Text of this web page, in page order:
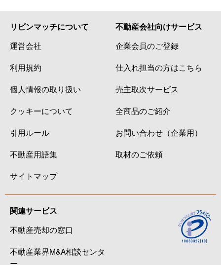
リビンマッチについて
運営会社
利用規約
個人情報の取り扱い
クッキーについて
引用ルール
不動産用語集
サイトマップ
不動産会社向けサービス
企業会員のご登録
仕入れ担当の方はこちら
売主取次サービス
全商品のご紹介
お問い合わせ（企業用）
取材のご依頼
関連サービス
不動産売却の窓口
不動産業界M&A相談センタ